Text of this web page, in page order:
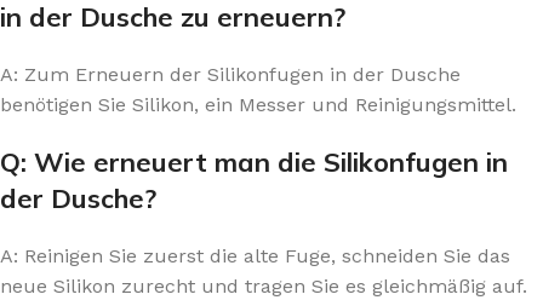
in der Dusche zu erneuern?
A: Zum Erneuern der Silikonfugen in der Dusche
benötigen Sie Silikon, ein Messer und Reinigungsmittel.
Q: Wie erneuert man die Silikonfugen in
der Dusche?
A: Reinigen Sie zuerst die alte Fuge, schneiden Sie das
neue Silikon zurecht und tragen Sie es gleichmäßig auf.